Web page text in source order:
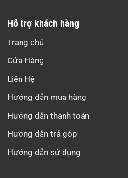
Hỗ trợ khách hàng
Trang chủ
Cửa Hàng
Liên Hệ
Hướng dẫn mua hàng
Hướng dẫn thanh toán
Hướng dẫn trả góp
Hướng dẫn sử dụng